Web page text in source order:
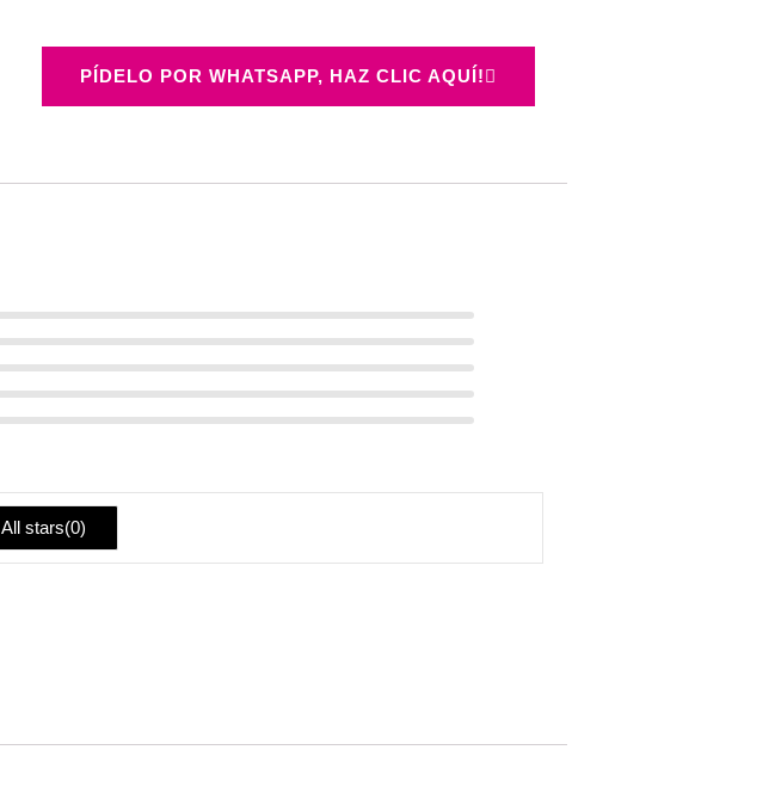
PÍDELO POR WHATSAPP, HAZ CLIC AQUÍ!
All stars(0)